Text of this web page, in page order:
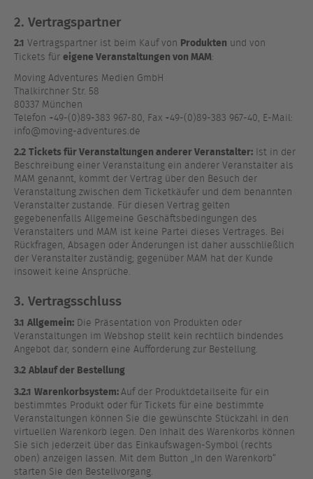
2. Vertragspartner
2.1 Vertragspartner ist beim Kauf von Produkten und von
Tickets für eigene Veranstaltungen von MAM:
Moving Adventures Medien GmbH
Thalkirchner Str. 58
80337 München
Telefon +49-(0)89-383 967-80, Fax +49-(0)89-383 967-40, E-Mail:
info@moving-adventures.de
2.2Tickets für Veranstaltungen anderer Veranstalter: Ist in der
Beschreibung einer Veranstaltung ein anderer Veranstalter als
MAM genannt, kommt der Vertrag über den Besuch der
Veranstaltung zwischen dem Ticketkäufer und dem benannten
Veranstalter zustande. Für diesen Vertrag gelten
gegebenenfalls Allgemeine Geschäftsbedingungen des
Veranstalters und MAM ist keine Partei dieses Vertrages. Bei
Rückfragen, Absagen oder Änderungen ist daher ausschließlich
der Veranstalter zuständig; gegenüber MAM hat der Kunde
insoweit keine Ansprüche.
3. Vertragsschluss
3.1 Allgemein: Die Präsentation von Produkten oder
Veranstaltungen im Webshop stellt kein rechtlich bindendes
Angebot dar, sondern eine Aufforderung zur Bestellung.
3.2Ablauf der Bestellung
3.2.1 Warenkorbsystem:Auf der Produktdetailseite für ein
bestimmtes Produkt oder für Tickets für eine bestimmte
Veranstaltungen können Sie die gewünschte Stückzahl in den
virtuellen Warenkorb legen. Den Inhalt des Warenkorbs können
Sie sich jederzeit über das Einkaufswagen-Symbol (rechts
oben) anzeigen lassen. Mit dem Button „In den Warenkorb“
starten Sie den Bestellvorgang.